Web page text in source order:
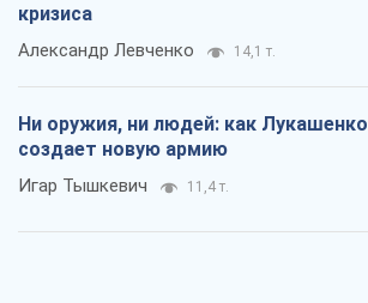
кризиса
Александр Левченко 14,1 т.
Ни оружия, ни людей: как Лукашенко
создает новую армию
Игар Тышкевич 11,4 т.